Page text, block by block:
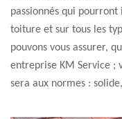
passionnés qui
toiture et sur tous les
pouvons vous assurer,
entreprise KM Service ;
sera aux normes :